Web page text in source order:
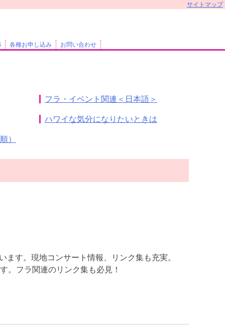
サイトマップ
各種お申し込み お問い合わせ
フラ・イベント関連＜日本語＞
ハワイな気分になりたいときは
）
す。現地コンサート情報、リンク集も充実。
。フラ関連のリンク集も必見！